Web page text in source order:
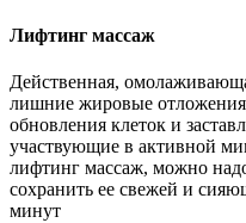
Лифтинг массаж
Действенная,
лишние жировые
обновления клеток и
участвующие в активной
лифтинг массаж, можно
сохранить ее свежей и
минут